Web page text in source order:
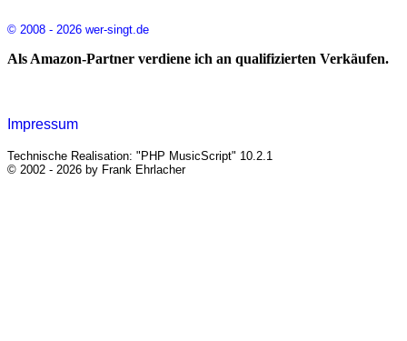
© 2008 - 2026 wer-singt.de
Als Amazon-Partner verdiene ich an qualifizierten Verkäufen.
Impressum
Technische Realisation: "PHP MusicScript" 10.2.1
© 2002 - 2026 by Frank Ehrlacher